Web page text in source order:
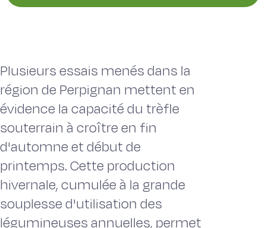
Plusieurs essais menés dans la
région de Perpignan mettent en
évidence la capacité du trèfle
souterrain à croître en fin
d'automne et début de
printemps. Cette production
hivernale, cumulée à la grande
souplesse d'utilisation des
légumineuses annuelles, permet